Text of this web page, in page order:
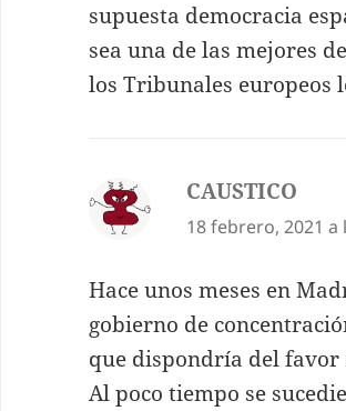
supuesta democracia
sea una de las mejores
los Tribunales europeos
CAUSTICO
18 febrero, 2021 a
Hace unos meses en
gobierno de
que dispondría del favor
Al poco tiempo se